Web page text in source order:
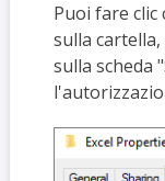
Puoi fare
sulla
sulla scheda